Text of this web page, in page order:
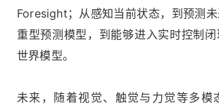
Foresight；从感知当前状态，到预测
重型预测模型，到能够进入实时控制
世界模型。
未来，随着视觉、触觉与力觉等多模